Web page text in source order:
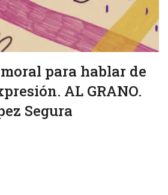
para hablar de
AL GRANO.
Segura